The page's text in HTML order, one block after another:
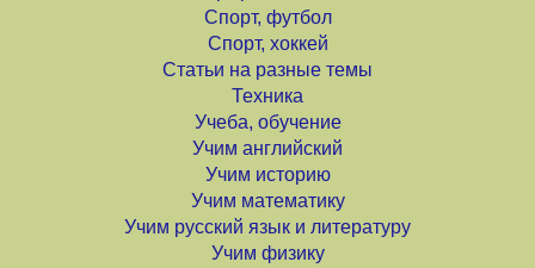
Спорт, футбол
Спорт, хоккей
Статьи на разные темы
Техника
Учеба, обучение
Учим английский
Учим историю
Учим математику
Учим русский язык и литературу
Учим физику